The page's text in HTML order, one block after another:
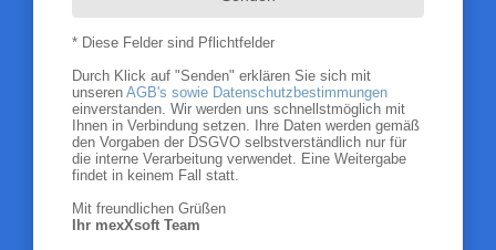
* Diese Felder sind Pflichtfelder
Durch Klick auf "Senden" erklären Sie sich mit
unseren AGB's sowie Datenschutzbestimmungen
einverstanden. Wir werden uns schnellstmöglich mit
Ihnen in Verbindung setzen. Ihre Daten werden gemäß
den Vorgaben der DSGVO selbstverständlich nur für
die interne Verarbeitung verwendet. Eine Weitergabe
findet in keinem Fall statt.
Mit freundlichen Grüßen
Ihr mexXsoft Team